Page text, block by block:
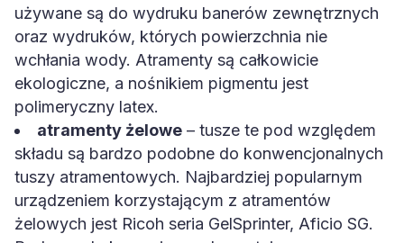
używane są do wydruku banerów zewnętrznych
oraz wydruków, których powierzchnia nie
wchłania wody. Atramenty są całkowicie
ekologiczne, a nośnikiem pigmentu jest
polimeryczny latex.
atramenty żelowe – tusze te pod względem
składu są bardzo podobne do konwencjonalnych
tuszy atramentowych. Najbardziej popularnym
urządzeniem korzystającym z atramentów
żelowych jest Ricoh seria GelSprinter, Aficio SG.